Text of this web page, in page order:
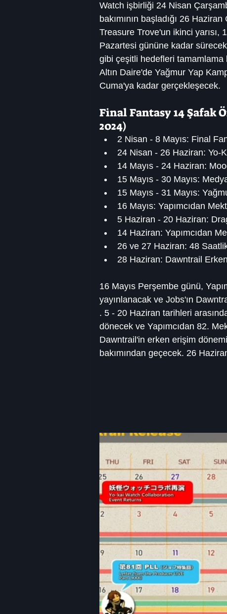
Watch işbirliği 24 Nisan
bakımının başladığı 26
Treasure Trove'un ikinci yarısı,
Pazartesi gününe kadar
gibi çeşitli hedefleri tamamlama
Altın Daire'de Yağmur Yap
Cuma'ya kadar gerçekleşecek.
Final Fantasy 14 Şafak
2024)
2 Nisan - 8 Mayıs: Final
24 Nisan - 26 Haziran: Yo-
14 Mayıs - 24 Haziran:
15 Mayıs - 30 Mayıs:
15 Mayıs - 31 Mayıs:
16 Mayıs: Yapımcıdan
5 Haziran - 20 Haziran:
14 Haziran: Yapımcıdan
26 ve 27 Haziran: 48
28 Haziran: Dawntrail
16 Mayıs Perşembe günü,
yayınlanacak ve Jobs'ın
. 5 - 20 Haziran tarihleri
dönecek ve Yapımcıdan 82.
Dawntrail'in erken erişim
bakımından geçecek. 26